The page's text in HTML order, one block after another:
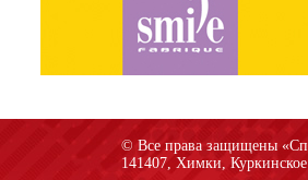
© Все права защищены
141407, Химки,